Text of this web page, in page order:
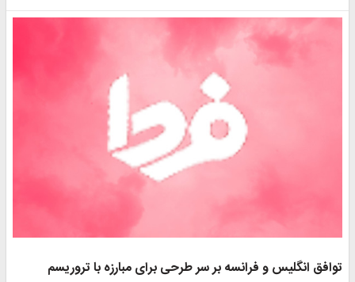
توافق انگلیس و فرانسه بر سر طرحی برای مبارزه با تروریسم